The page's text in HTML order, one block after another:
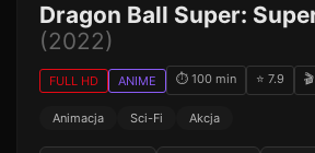
Dragon Ball Super:
(2022)
FULL HD ANIME ⏱ 100 min ⭐ 7.9
Animacja Sci-Fi Akcja